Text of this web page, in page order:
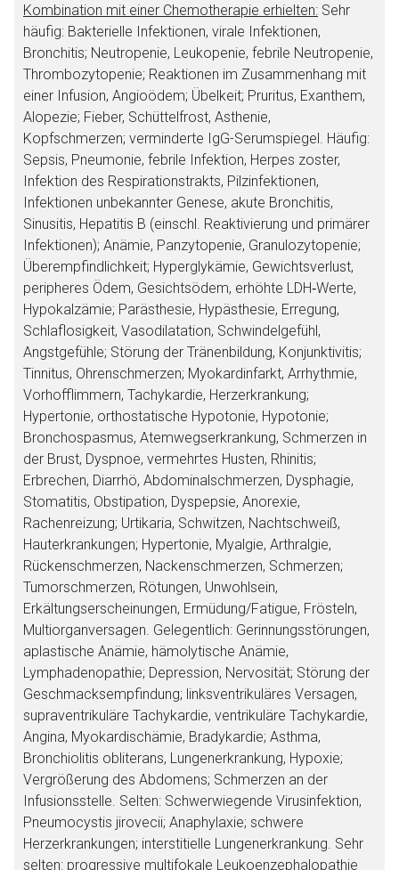
Kombination mit einer Chemotherapie erhielten: Sehr
häufig: Bakterielle Infektionen, virale Infektionen,
Bronchitis; Neutropenie, Leukopenie, febrile Neutropenie,
Thrombozytopenie; Reaktionen im Zusammenhang mit
einer Infusion, Angioödem; Übelkeit; Pruritus, Exanthem,
Alopezie; Fieber, Schüttelfrost, Asthenie,
Kopfschmerzen; verminderte IgG-Serumspiegel. Häufig:
Sepsis, Pneumonie, febrile Infektion, Herpes zoster,
Infektion des Respirationstrakts, Pilzinfektionen,
Infektionen unbekannter Genese, akute Bronchitis,
Sinusitis, Hepatitis B (einschl. Reaktivierung und primärer
Infektionen); Anämie, Panzytopenie, Granulozytopenie;
Überempfindlichkeit; Hyperglykämie, Gewichtsverlust,
peripheres Ödem, Gesichtsödem, erhöhte LDH‑Werte,
Hypokalzämie; Parästhesie, Hypästhesie, Erregung,
Schlaflosigkeit, Vasodilatation, Schwindelgefühl,
Angstgefühle; Störung der Tränenbildung, Konjunktivitis;
Tinnitus, Ohrenschmerzen; Myokardinfarkt, Arrhythmie,
Vorhofflimmern, Tachykardie, Herzerkrankung;
Hypertonie, orthostatische Hypotonie, Hypotonie;
Bronchospasmus, Atemwegserkrankung, Schmerzen in
der Brust, Dyspnoe, vermehrtes Husten, Rhinitis;
Erbrechen, Diarrhö, Abdominalschmerzen, Dysphagie,
Stomatitis, Obstipation, Dyspepsie, Anorexie,
Rachenreizung; Urtikaria, Schwitzen, Nachtschweiß,
Hauterkrankungen; Hypertonie, Myalgie, Arthralgie,
Rückenschmerzen, Nackenschmerzen, Schmerzen;
Tumorschmerzen, Rötungen, Unwohlsein,
Erkältungserscheinungen, Ermüdung/Fatigue, Frösteln,
Multiorganversagen. Gelegentlich: Gerinnungsstörungen,
aplastische Anämie, hämolytische Anämie,
Lymphadenopathie; Depression, Nervosität; Störung der
Geschmacksempfindung; linksventrikuläres Versagen,
supraventrikuläre Tachykardie, ventrikuläre Tachykardie,
Angina, Myokardischämie, Bradykardie; Asthma,
Bronchiolitis obliterans, Lungenerkrankung, Hypoxie;
Vergrößerung des Abdomens; Schmerzen an der
Infusionsstelle. Selten: Schwerwiegende Virusinfektion,
Pneumocystis jirovecii; Anaphylaxie; schwere
Herzerkrankungen; interstitielle Lungenerkrankung. Sehr
selten: progressive multifokale Leukoenzephalopathie